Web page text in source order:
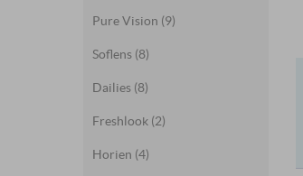
Pure Vision (9)
Soflens (8)
Dailies (8)
Freshlook (2)
Horien (4)